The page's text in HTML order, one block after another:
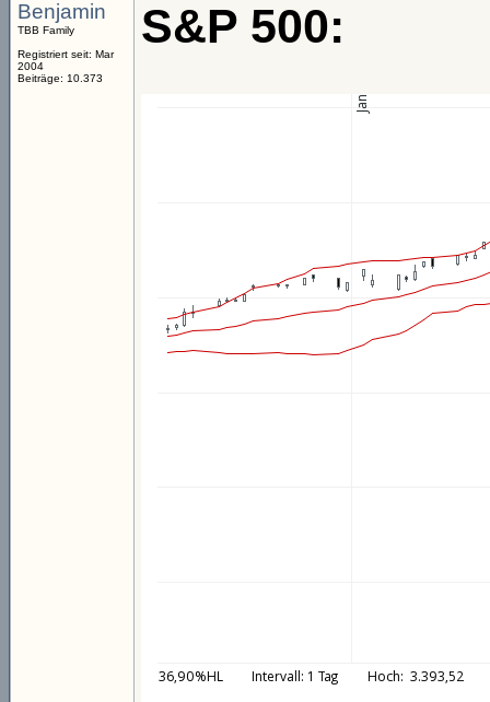
Benjamin
TBB Family
Registriert seit: Mar
2004
Beiträge: 10.373
S&P 500: